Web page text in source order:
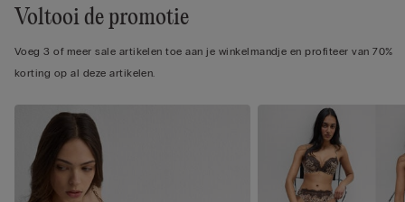
Voltooi de promotie
Voeg 3 of meer sale artikelen toe aan je winkelmandje en profiteer van 70%
korting op al deze artikelen.